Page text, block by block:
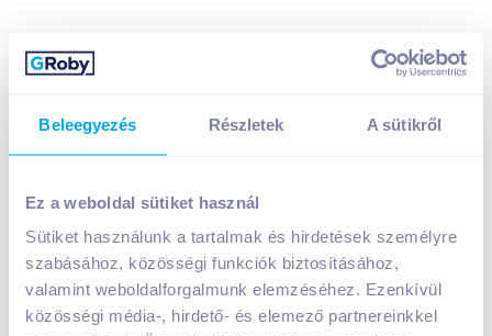
Beleegyezés Részletek A sütikről
Ez a weboldal sütiket használ
Sütiket használunk a tartalmak és hirdetések személyre
szabásához, közösségi funkciók biztosításához,
valamint weboldalforgalmunk elemzéséhez. Ezenkívül
közösségi média-, hirdető- és elemező partnereinkkel
Absolute-Live BCAA+Glutamin szénsavmentes
Egységár: 599 Ft / liter
Nettó eladási ár: 472Ft /db(27% áfa)